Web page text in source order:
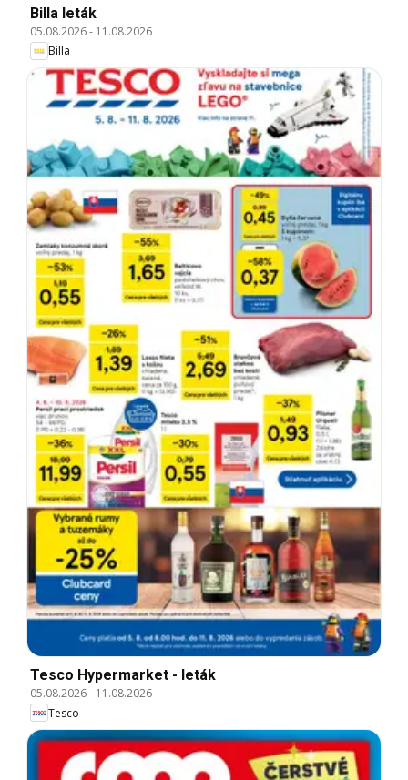
Billa leták
05.08.2026- 11.08.2026
Billa
Tesco Hypermarket - leták
05.08.2026- 11.08.2026
Tesco